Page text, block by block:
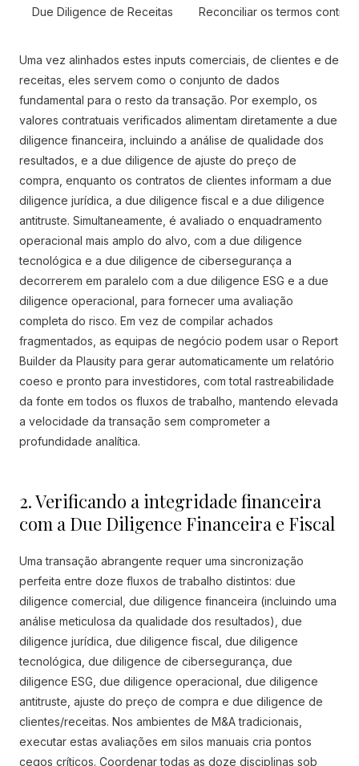
Due Diligence de Receitas Reconciliar os termos
Uma vez alinhados estes inputs comerciais, de clientes e de
receitas, eles servem como o conjunto de dados
fundamental para o resto da transação. Por exemplo, os
valores contratuais verificados alimentam diretamente a due
diligence financeira, incluindo a análise de qualidade dos
resultados, e a due diligence de ajuste do preço de
compra, enquanto os contratos de clientes informam a due
diligence jurídica, a due diligence fiscal e a due diligence
antitruste. Simultaneamente, é avaliado o enquadramento
operacional mais amplo do alvo, com a due diligence
tecnológica e a due diligence de cibersegurança a
decorrerem em paralelo com a due diligence ESG e a due
diligence operacional, para fornecer uma avaliação
completa do risco. Em vez de compilar achados
fragmentados, as equipas de negócio podem usar o Report
Builder da Plausity para gerar automaticamente um relatório
coeso e pronto para investidores, com total rastreabilidade
da fonte em todos os fluxos de trabalho, mantendo elevada
a velocidade da transação sem comprometer a
profundidade analítica.
2. Verificando a integridade financeira
com a Due Diligence Financeira e Fiscal
Uma transação abrangente requer uma sincronização
perfeita entre doze fluxos de trabalho distintos: due
diligence comercial, due diligence financeira (incluindo uma
análise meticulosa da qualidade dos resultados), due
diligence jurídica, due diligence fiscal, due diligence
tecnológica, due diligence de cibersegurança, due
diligence ESG, due diligence operacional, due diligence
antitruste, ajuste do preço de compra e due diligence de
clientes/receitas. Nos ambientes de M&A tradicionais,
executar estas avaliações em silos manuais cria pontos
cegos críticos. Coordenar todas as doze disciplinas sob